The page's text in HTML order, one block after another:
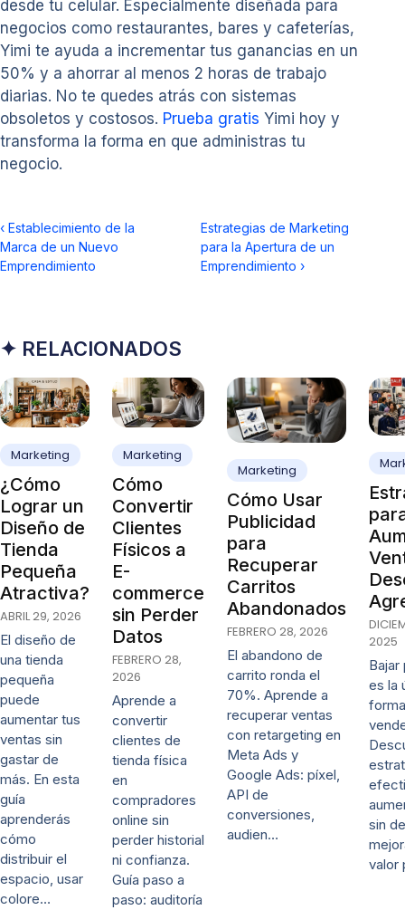
desde tu celular. Especialmente diseñada para
negocios como restaurantes, bares y cafeterías,
Yimi te ayuda a incrementar tus ganancias en un
50% y a ahorrar al menos 2 horas de trabajo
diarias. No te quedes atrás con sistemas
obsoletos y costosos. Prueba gratis Yimi hoy y
transforma la forma en que administras tu
negocio.
‹ Establecimiento de la
Marca de un Nuevo
Emprendimiento
Estrategias de Marketing
para la Apertura de un
Emprendimiento ›
✦ RELACIONADOS
Marketing
¿Cómo
Lograr un
Diseño de
Tienda
Pequeña
Atractiva?
ABRIL 29, 2026
El diseño de
una tienda
pequeña
puede
aumentar tus
ventas sin
gastar de
más. En esta
guía
aprenderás
cómo
distribuir el
espacio, usar
colore…
Marketing
Cómo
Convertir
Clientes
Físicos a
E-
commerce
sin Perder
Datos
FEBRERO 28,
2026
Aprende a
convertir
clientes de
tienda física
en
compradores
online sin
perder historial
ni confianza.
Guía paso a
paso: auditoría
Marketing
Cómo Usar
Publicidad
para
Recuperar
Carritos
Abandonados
FEBRERO 28, 2026
El abandono de
carrito ronda el
70%. Aprende a
recuperar ventas
con retargeting en
Meta Ads y
Google Ads: píxel,
API de
conversiones,
audien…
2025
es la
sin
valor